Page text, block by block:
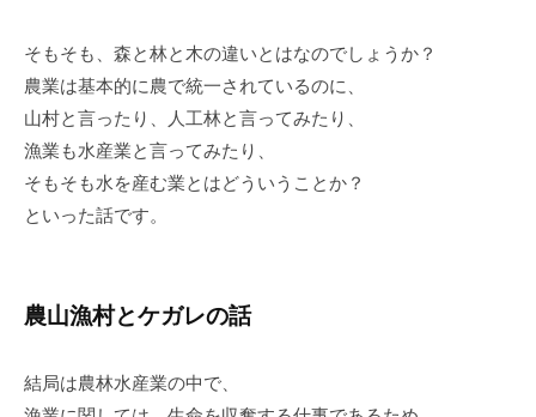
そもそも、森と林と木の違いとはなのでしょうか？
農業は基本的に農で統一されているのに、
山村と言ったり、人工林と言ってみたり、
漁業も水産業と言ってみたり、
そもそも水を産む業とはどういうことか？
といった話です。
農山漁村とケガレの話
結局は農林水産業の中で、